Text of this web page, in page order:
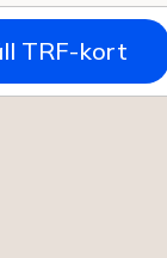
TRF-kort